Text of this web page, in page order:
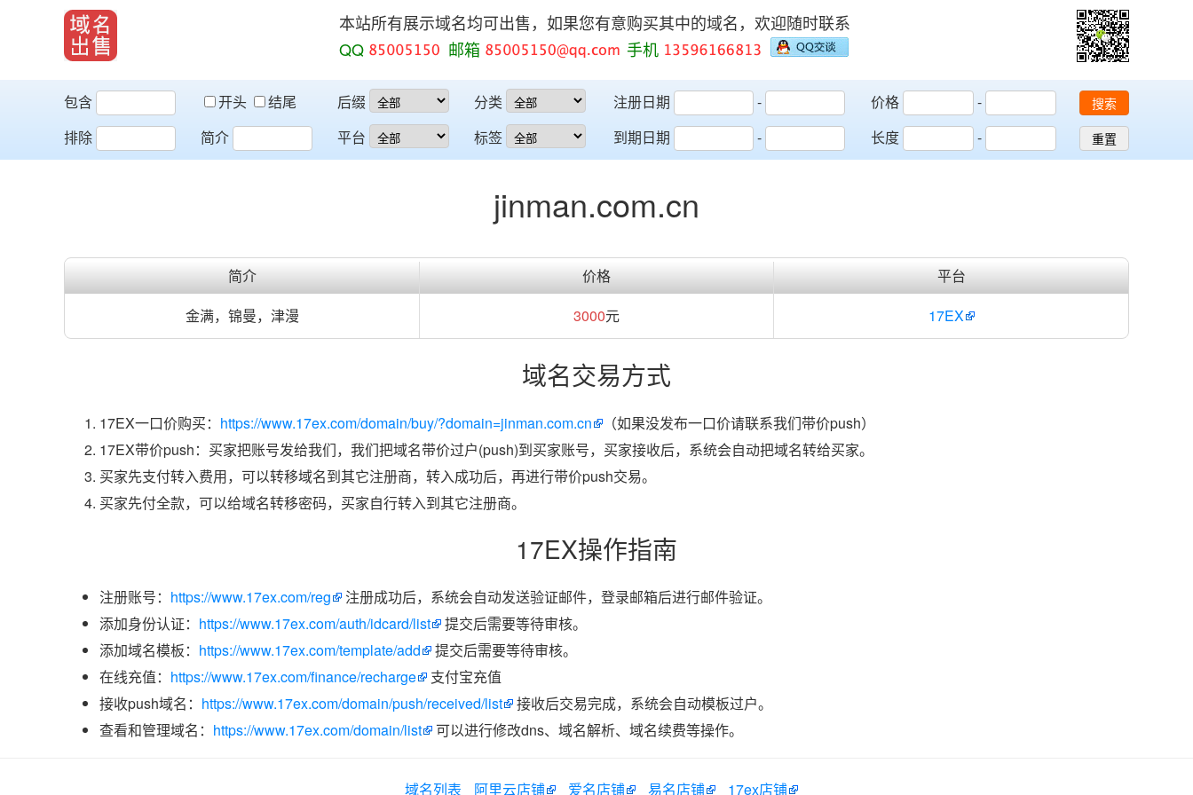
本站所有展示域名均可出售，如果您有意购买其中的域名，欢迎随时联系
QQ
邮箱 手机
包含 开头
结尾
排除
简介
后缀
平台
分类
标签
注册日期
-
到期日期
-
价格
-
长度
-
搜索
重置
jinman.com.cn
简介 价格
平台
金满，锦曼，津漫
3000元 17EX
域名交易方式
17EX一口价购买： https://www.17ex.com/domain/buy/?domain=jinman.com.cn
（如果没发布一口价请联系我们带价push）
17EX带价push：买家把账号发给我们，我们把域名带价过户(push)到买家账号，买家接收后，系统会自动把域名转给买家。
买家先支付转入费用，可以转移域名到其它注册商，转入成功后，再进行带价push交易。
买家先付全款，可以给域名转移密码，买家自行转入到其它注册商。
17EX操作指南
注册账号： https://www.17ex.com/reg
注册成功后，系统会自动发送验证邮件，登录邮箱后进行邮件验证。
添加身份认证： https://www.17ex.com/auth/idcard/list
提交后需要等待审核。
添加域名模板： https://www.17ex.com/template/add
提交后需要等待审核。
在线充值： https://www.17ex.com/finance/recharge
支付宝充值
接收push域名： https://www.17ex.com/domain/push/received/list
接收后交易完成，系统会自动模板过户。
查看和管理域名： https://www.17ex.com/domain/list 可以进行修改dns、域名解析、域名续费等操作。
域名列表 阿里云店铺 爱名店铺 易名店铺 17ex店铺